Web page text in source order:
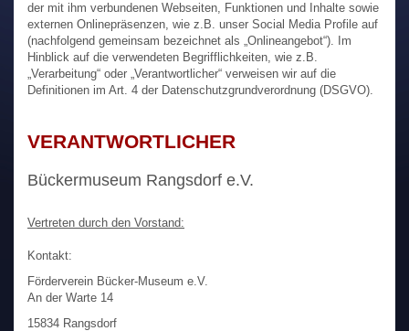
der mit ihm verbundenen Webseiten, Funktionen und Inhalte sowie
externen Onlinepräsenzen, wie z.B. unser Social Media Profile auf
(nachfolgend gemeinsam bezeichnet als „Onlineangebot“). Im
Hinblick auf die verwendeten Begrifflichkeiten, wie z.B.
„Verarbeitung“ oder „Verantwortlicher“ verweisen wir auf die
Definitionen im Art. 4 der Datenschutzgrundverordnung (DSGVO).
VERANTWORTLICHER
Bückermuseum Rangsdorf e.V.
Vertreten durch den Vorstand:
Kontakt:
Förderverein Bücker-Museum e.V.
An der Warte 14
15834 Rangsdorf